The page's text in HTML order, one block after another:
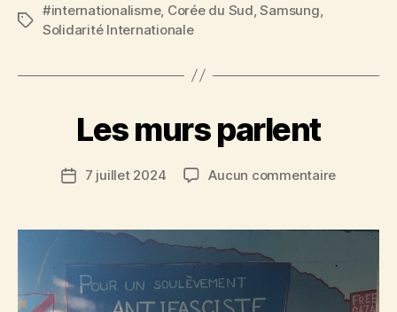
Étiquettes
#internationalisme, Corée du Sud ,Samsung
Solidarité Internationale
Les murs parlent
Date7 juillet 2024 Aucun commentairesur
parlent